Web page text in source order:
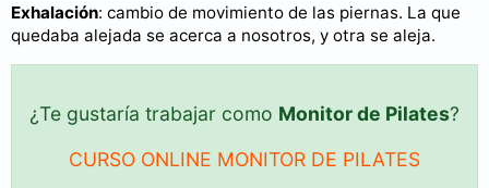
Exhalación: cambio de movimiento de las piernas. La que
quedaba alejada se acerca a nosotros, y otra se aleja.
¿Te gustaría trabajar como Monitor de Pilates?
CURSO ONLINE MONITOR DE PILATES